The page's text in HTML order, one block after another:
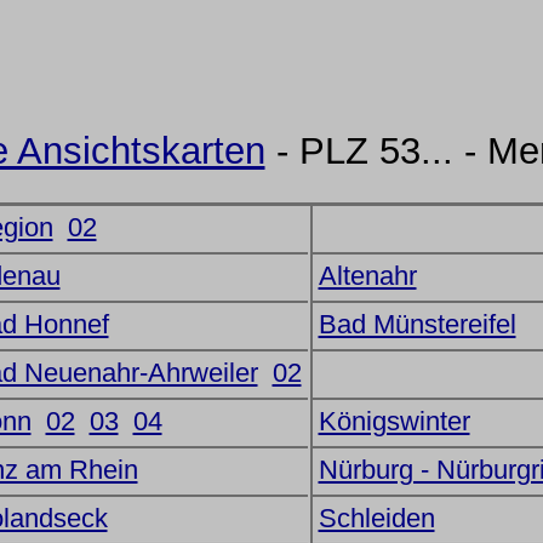
Ansichtskarten - PLZ 53... -
02
Altenahr
Honnef
Bad Münstereifel
Neuenahr-Ahrweiler 02
02 03 04
Königswinter
am Rhein
Nürburg -
Schleiden